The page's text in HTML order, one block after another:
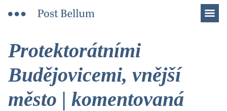
Protektorátními
Budějovicemi, vnější
město | komentovaná